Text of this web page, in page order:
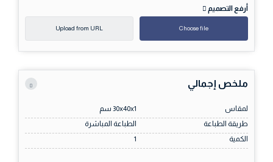
أرفع التصميم
Choose file
Upload from URL
ملخص إجمالي
لمقاس
30x40x1 سم
طريقة الطباعة
الطباعة المباشرة
الكمية
1